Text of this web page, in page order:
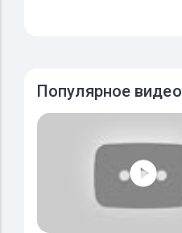
Популярное видео